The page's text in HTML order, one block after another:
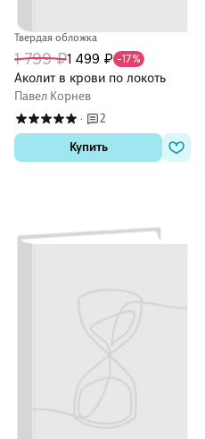
Твердая обложка
1 799 ₽1 499 ₽ -17%
Аколит в крови по локоть
Павел Корнев
·
2
Купить